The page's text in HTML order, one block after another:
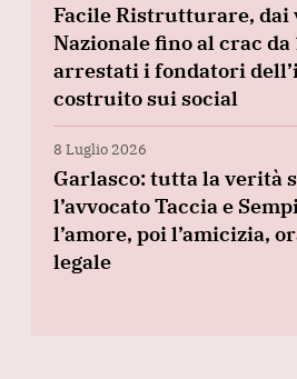
Facile Ristrutturare, dai
Nazionale fino al crac
arrestati i fondatori
costruito sui social
8 Luglio 2026
Garlasco: tutta la verità
l’avvocato Taccia e
l’amore, poi l’amicizia,
legale